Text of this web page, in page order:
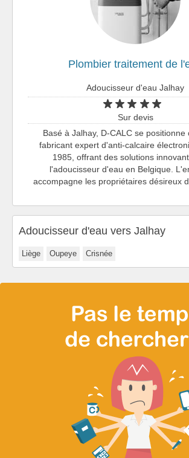
Plombier traitement de
Adoucisseur d'eau Jalhay
Sur devis
Basé à Jalhay, D-CALC se positionne
fabricant expert d'anti-calcaire
1985, offrant des solutions
l'adoucisseur d'eau en Belgique.
accompagne les propriétaires désireux
Adoucisseur d'eau vers Jalhay
Liège Oupeye Crisnée